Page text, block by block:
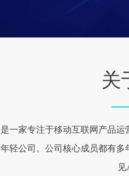
关
一家专注于移动互联网产品
轻公司。公司核心成员都有
见